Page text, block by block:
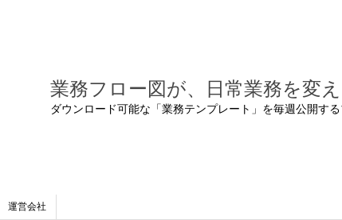
業務フロー図が、日常業務を変え
ダウンロード可能な「業務テンプレート」を毎週公開す
運営会社